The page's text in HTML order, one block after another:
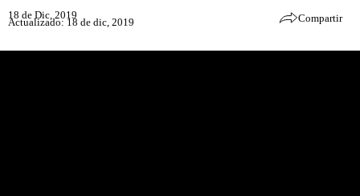
18 de Dic, 2019
Actualizado: 18 de dic, 2019 Compartir